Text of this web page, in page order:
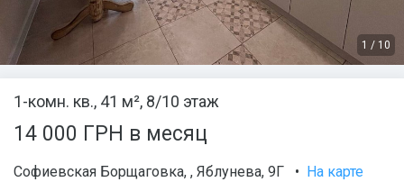
1 / 10
1-комн. кв., 41 м², 8/10 этаж
14 000 ГРН в месяц
Софиевская Борщаговка, , Яблунева, 9Г • На карте